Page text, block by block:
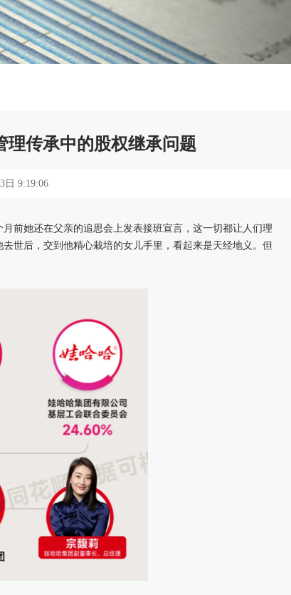
理传承中的股权继承问题
日 9:19:06
前她还在父亲的追思会上发表接班宣言，这一切都让人们理
世后，交到他精心栽培的女儿手里，看起来是天经地义。但